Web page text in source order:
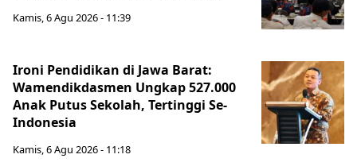
Kamis, 6 Agu 2026 - 11:39
Ironi Pendidikan di Jawa Barat:
Wamendikdasmen Ungkap 527.000
Anak Putus Sekolah, Tertinggi Se-
Indonesia
Kamis, 6 Agu 2026 - 11:18